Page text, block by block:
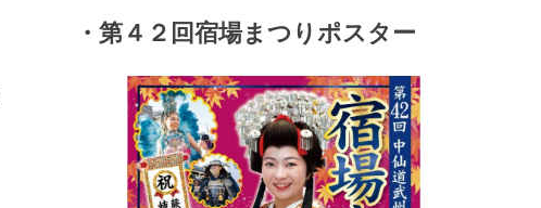
・第４２回宿場まつりポスター